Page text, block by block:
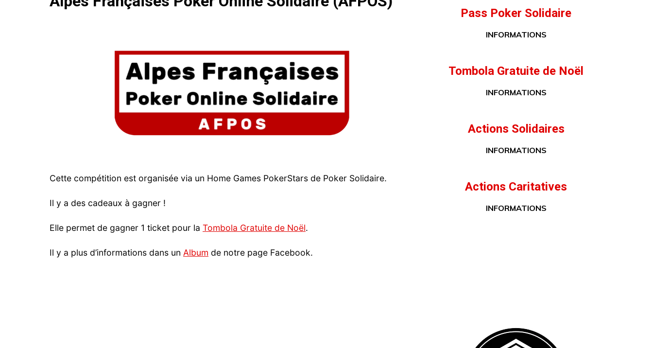
Cette compétition est organisée via un Home Games PokerStars de Poker Solidaire.
Il y a des cadeaux à gagner !
Elle permet de gagner 1 ticket pour la Tombola Gratuite de Noël.
Il y a plus d’informations dans un Album de notre page Facebook.
Pass Poker Solidaire
INFORMATIONS
Tombola Gratuite de Noël
INFORMATIONS
Actions Solidaires
INFORMATIONS
Actions Caritatives
INFORMATIONS